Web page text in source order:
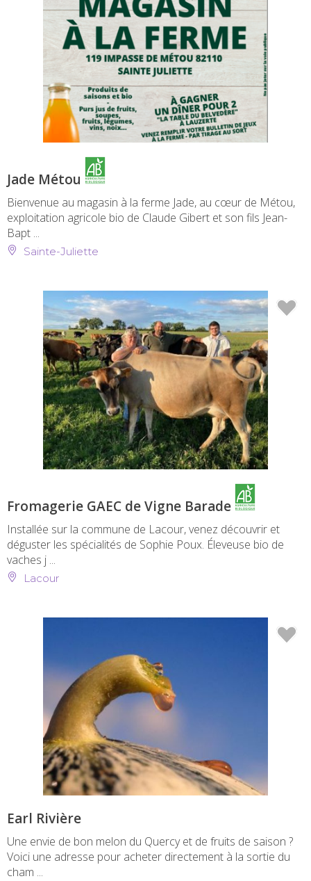
Jade Métou
Bienvenue au magasin à la ferme Jade, au cœur de Métou,
exploitation agricole bio de Claude Gibert et son fils Jean-
Bapt ...
Sainte-Juliette
Fromagerie GAEC de Vigne Barade
Installée sur la commune de Lacour, venez découvrir et
déguster les spécialités de Sophie Poux. Éleveuse bio de
vaches j ...
Lacour
Earl Rivière
Une envie de bon melon du Quercy et de fruits de saison ?
Voici une adresse pour acheter directement à la sortie du
cham ...